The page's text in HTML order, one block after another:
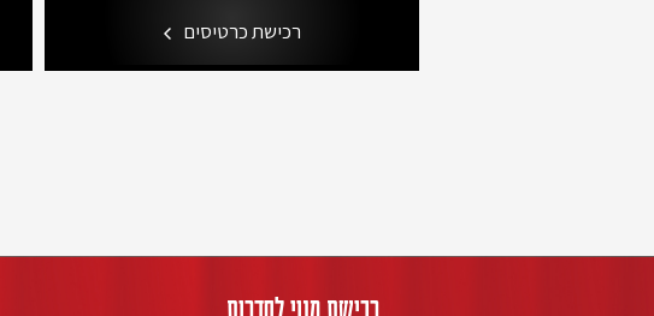
מוצרט: קונצ'רטו לקרן מס'
רכישת כרטיסים